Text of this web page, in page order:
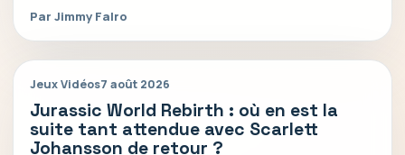
Par Jimmy Falro
Jeux Vidéos7 août 2026
Jurassic World Rebirth : où en est la
suite tant attendue avec Scarlett
Johansson de retour ?